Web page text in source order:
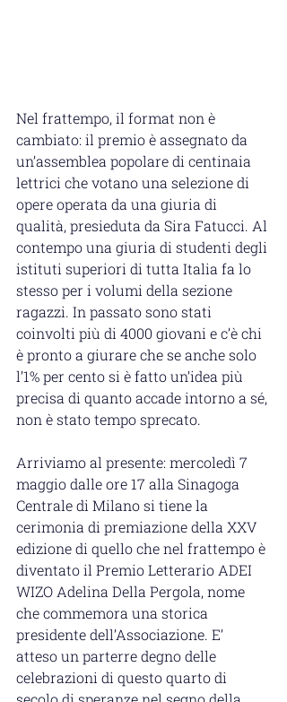
Nel frattempo, il format non è
cambiato: il premio è assegnato da
un’assemblea popolare di centinaia
lettrici che votano una selezione di
opere operata da una giuria di
qualità, presieduta da Sira Fatucci. Al
contempo una giuria di studenti degli
istituti superiori di tutta Italia fa lo
stesso per i volumi della sezione
ragazzi. In passato sono stati
coinvolti più di 4000 giovani e c’è chi
è pronto a giurare che se anche solo
l’1% per cento si è fatto un’idea più
precisa di quanto accade intorno a sé,
non è stato tempo sprecato.
Arriviamo al presente: mercoledì 7
maggio dalle ore 17 alla Sinagoga
Centrale di Milano si tiene la
cerimonia di premiazione della XXV
edizione di quello che nel frattempo è
diventato il Premio Letterario ADEI
WIZO Adelina Della Pergola, nome
che commemora una storica
presidente dell’Associazione. E’
atteso un parterre degno delle
celebrazioni di questo quarto di